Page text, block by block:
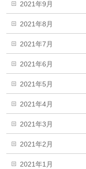
2021年9月
2021年8月
2021年7月
2021年6月
2021年5月
2021年4月
2021年3月
2021年2月
2021年1月